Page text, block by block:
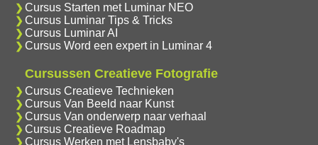
Cursus Starten met Luminar NEO
Cursus Luminar Tips & Tricks
Cursus Luminar AI
Cursus Word een expert in Luminar 4
Cursussen Creatieve Fotografie
Cursus Creatieve Technieken
Cursus Van Beeld naar Kunst
Cursus Van onderwerp naar verhaal
Cursus Creatieve Roadmap
Cursus Werken met Lensbaby's